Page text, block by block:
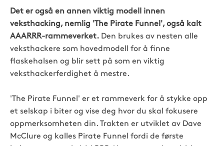
Det er også en annen viktig modell innen
veksthacking, nemlig 'The Pirate Funnel', også kalt
AAARRR-rammeverket. Den brukes av nesten alle
veksthackere som hovedmodell for å finne
flaskehalsen og blir sett på som en viktig
veksthackerferdighet å mestre.
'The Pirate Funnel' er et rammeverk for å stykke opp
et selskap i biter og vise deg hvor du skal fokusere
oppmerksomheten din. Trakten er utviklet av Dave
McClure og kalles Pirate Funnel fordi de første